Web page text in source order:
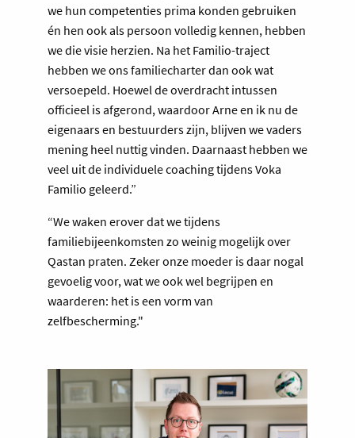
we hun competenties prima konden gebruiken
én hen ook als persoon volledig kennen, hebben
we die visie herzien. Na het Familio-traject
hebben we ons familiecharter dan ook wat
versoepeld. Hoewel de overdracht intussen
officieel is afgerond, waardoor Arne en ik nu de
eigenaars en bestuurders zijn, blijven we vaders
mening heel nuttig vinden. Daarnaast hebben we
veel uit de individuele coaching tijdens Voka
Familio geleerd.”
“We waken erover dat we tijdens
familiebijeenkomsten zo weinig mogelijk over
Qastan praten. Zeker onze moeder is daar nogal
gevoelig voor, wat we ook wel begrijpen en
waarderen: het is een vorm van
zelfbescherming."